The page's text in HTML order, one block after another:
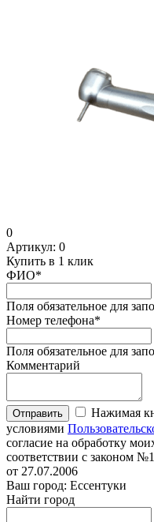
0
Артикул: 0
Купить в 1 клик
ФИО*
Поля обязательное для
Номер телефона*
Поля обязательное для
Комментарий
Отправить
Нажимая
условиями
согласие на обработку
соответствии с законом
от 27.07.2006
Ваш город: Ессентуки
Найти город